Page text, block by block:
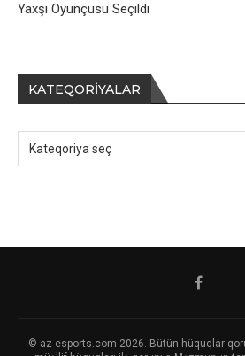
Yaxşı Oyunçusu Seçildi
KATEQORIYALAR
© az-esports.com 2026. Bütün hüquqlar